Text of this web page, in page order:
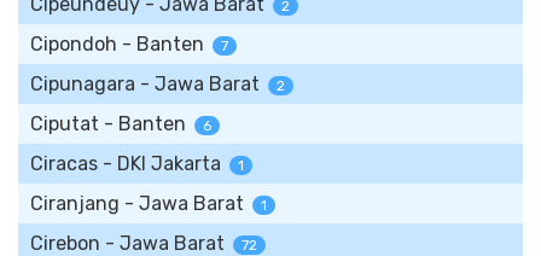
2
Cipondoh - Banten 7
Cipunagara - Jawa Barat 2
Ciputat - Banten 6
Ciracas - DKI Jakarta 1
Ciranjang - Jawa Barat 1
Cirebon - Jawa Barat 72